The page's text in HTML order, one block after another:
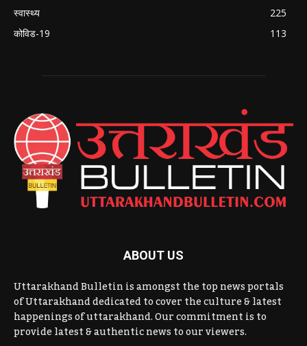
स्वास्थ्य
225
कोविड-19
113
ABOUT US
Uttarakhand Bulletin is amongst the top news portals
of Uttarakhand dedicated to cover the culture & latest
happenings of uttarakhand. Our commitment is to
provide latest & authentic news to our viewers.